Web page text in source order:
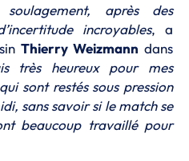
après des
incroyables, a
Thierry Weizmann dans
très heureux pour mes
sont restés sous pression
sans savoir si le match se
beaucoup travaillé pour